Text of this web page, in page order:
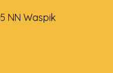
NN Waspik